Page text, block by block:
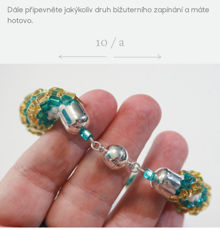
Dále připevněte jakýkoliv druh bižuterního zapínání a máte
hotovo.
10 / a